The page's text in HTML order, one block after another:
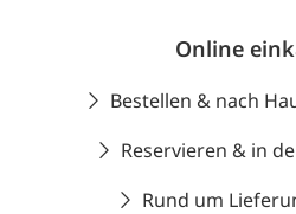
Online
Bestellen & nach
Reservieren & in
Rund um